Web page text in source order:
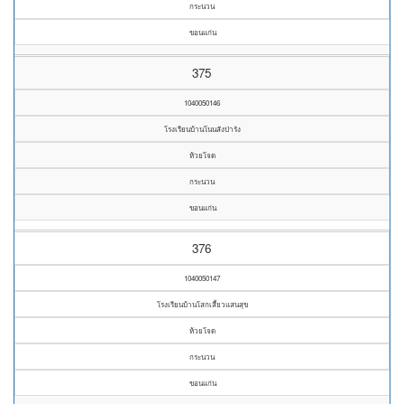
กระนวน
ขอนแก่น
375
1040050146
โรงเรียนบ้านโนนสังป่ารัง
ห้วยโจด
กระนวน
ขอนแก่น
376
1040050147
โรงเรียนบ้านโสกเสี้ยวแสนสุข
ห้วยโจด
กระนวน
ขอนแก่น